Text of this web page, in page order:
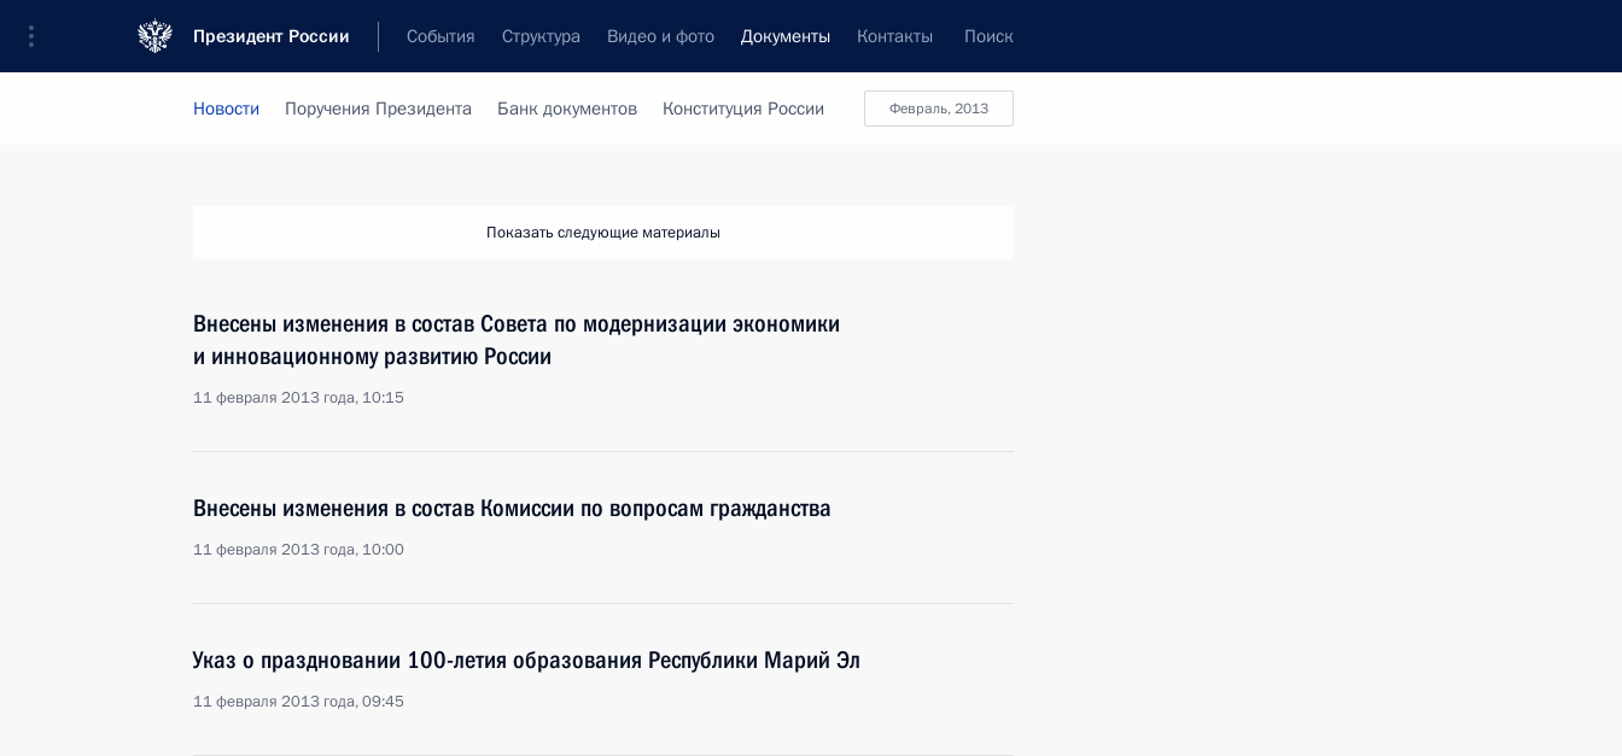
Президент России События Структура Видео и фото Документы Контакты Поиск
февраль, 2013
Новости Поручения Президента Банк документов Конституция России
Показать следующие материалы
Внесены изменения в состав Совета по модернизации экономики
и инновационному развитию России
11 февраля 2013 года, 10:15
Внесены изменения в состав Комиссии по вопросам гражданства
11 февраля 2013 года, 10:00
Указ о праздновании 100-летия образования Республики Марий Эл
11 февраля 2013 года, 09:45